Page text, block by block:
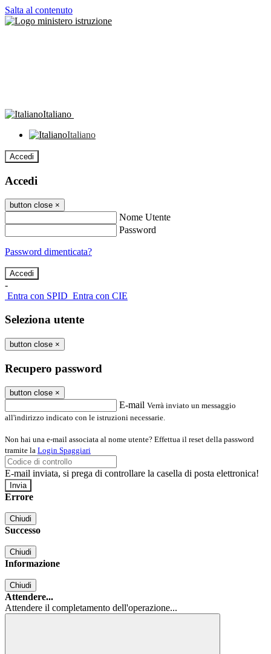
Salta al contenuto
Italiano
Italiano
Accedi
Accedi
button close ×
Nome Utente
Password
Password dimenticata?
-
Entra con SPID Entra con CIE
Seleziona utente
button close ×
Recupero password
button close ×
E-mail Verrà inviato un messaggio
all'indirizzo indicato con le istruzioni necessarie.
Non hai una e-mail associata al nome utente? Effettua il reset della password
tramite la Login Spaggiari
E-mail inviata, si prega di controllare la casella di posta elettronica!
Errore
Chiudi
Successo
Chiudi
Informazione
Chiudi
Attendere...
Attendere il completamento dell'operazione...